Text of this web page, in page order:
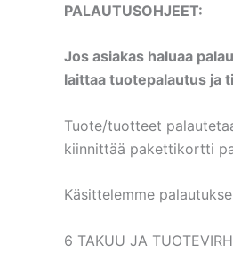
PALAUTUSOHJEET:
Jos asiakas haluaa
laittaa tuotepalautus ja
Tuote/tuotteet
kiinnittää pakettikortti
Käsittelemme
6 TAKUU JA